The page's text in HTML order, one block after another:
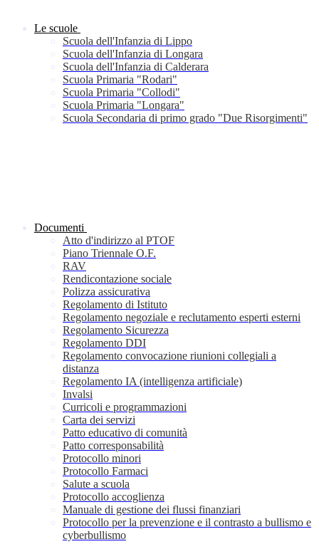
Le scuole
Scuola dell'Infanzia di Lippo
Scuola dell'Infanzia di Longara
Scuola dell'Infanzia di Calderara
Scuola Primaria "Rodari"
Scuola Primaria "Collodi"
Scuola Primaria "Longara"
Scuola Secondaria di primo grado "Due Risorgimenti"
Documenti
Atto d'indirizzo al PTOF
Piano Triennale O.F.
RAV
Rendicontazione sociale
Polizza assicurativa
Regolamento di Istituto
Regolamento negoziale e reclutamento esperti esterni
Regolamento Sicurezza
Regolamento DDI
Regolamento convocazione riunioni collegiali a
distanza
Regolamento IA (intelligenza artificiale)
Invalsi
Curricoli e programmazioni
Carta dei servizi
Patto educativo di comunità
Patto corresponsabilità
Protocollo minori
Protocollo Farmaci
Salute a scuola
Protocollo accoglienza
Manuale di gestione dei flussi finanziari
Protocollo per la prevenzione e il contrasto a bullismo e
cyberbullismo